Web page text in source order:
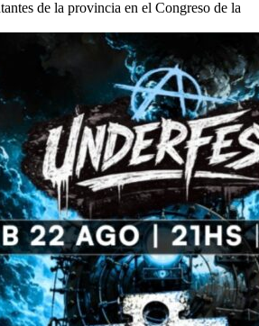
de la provincia en el Congreso de la